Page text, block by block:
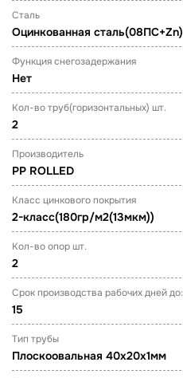
Сталь
Оцинкованная сталь(08ПС+Zn)
Функция снегозадержания
Нет
Кол-во труб(горизонтальных) шт.
2
Производитель
PP ROLLED
Класс цинкового покрытия
2-класс(180гр/м2(13мкм))
Кол-во опор шт.
2
Срок производства рабочих дней до:
15
Тип трубы
Плоскоовальная 40х20х1мм